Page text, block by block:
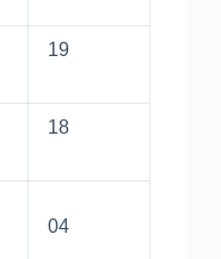
19
18
04